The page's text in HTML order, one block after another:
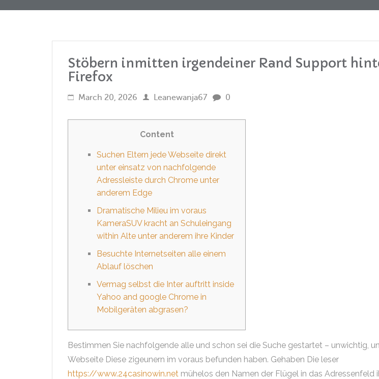
Stöbern inmitten irgendeiner Rand Support
Firefox
March 20, 2026 Leanewanja67 0
Content
Suchen Eltern jede Webseite direkt
unter einsatz von nachfolgende
Adressleiste durch Chrome unter
anderem Edge
Dramatische Milieu im voraus
KameraSUV kracht an Schuleingang
within Alte unter anderem ihre Kinder
Besuchte Internetseiten alle einem
Ablauf löschen
Vermag selbst die Inter auftritt inside
Yahoo and google Chrome in
Mobilgeräten abgrasen?
Bestimmen Sie nachfolgende alle und schon sei die Suche gestartet – unwichtig,
Webseite Diese zigeunern im voraus befunden haben. Gehaben Die leser
https://www.24casinowin.net mühelos den Namen der Flügel in das Adressenfeld